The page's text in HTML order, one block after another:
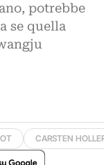
potrebbe
se quella
CARSTEN